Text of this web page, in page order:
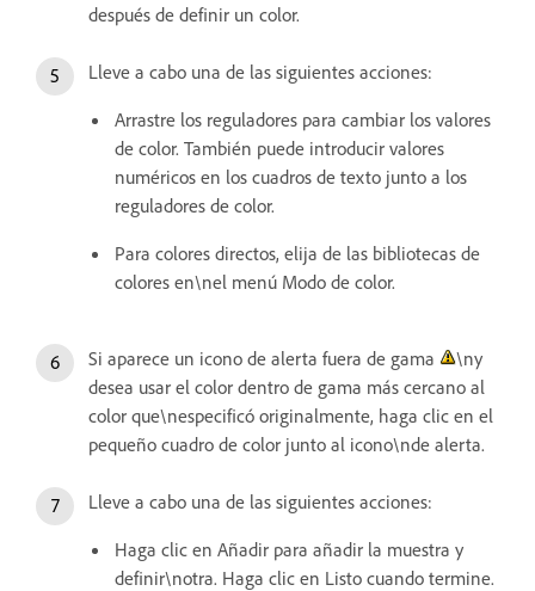
después de definir un color.
Lleve a cabo una de las siguientes acciones:
Arrastre los reguladores para cambiar los valores
de color. También puede introducir valores
numéricos en los cuadros de texto junto a los
reguladores de color.
Para colores directos, elija de las bibliotecas de
colores en\nel menú Modo de color.
Si aparece un icono de alerta fuera de gama
\ny
desea usar el color dentro de gama más cercano al
color que\nespecificó originalmente, haga clic en el
pequeño cuadro de color junto al icono\nde alerta.
Lleve a cabo una de las siguientes acciones:
Haga clic en Añadir para añadir la muestra y
definir\notra. Haga clic en Listo cuando termine.